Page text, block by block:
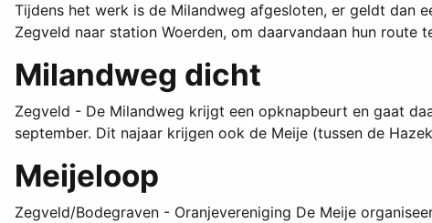
Tijdens het werk is de Milandweg afgesloten, er geldt dan
Zegveld naar station Woerden, om daarvandaan hun route
Milandweg dicht
Zegveld - De Milandweg krijgt een opknapbeurt en gaat
september. Dit najaar krijgen ook de Meije (tussen de
Meijeloop
Zegveld/Bodegraven - Oranjevereniging De Meije